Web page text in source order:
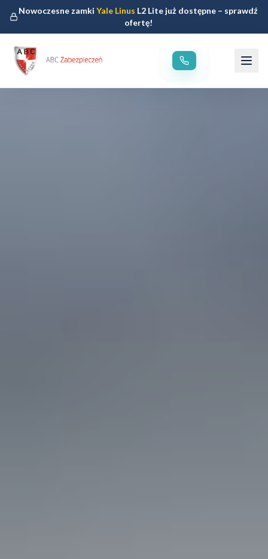
Nowoczesne zamkiYale Linus L2 Lite już dostępne – sprawdź
ofertę!